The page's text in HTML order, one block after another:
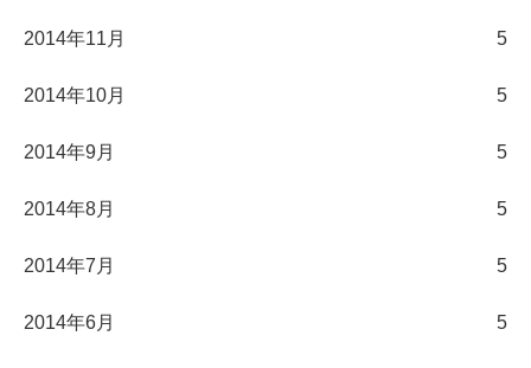
2014年11月 5
2014年10月 5
2014年9月 5
2014年8月 5
2014年7月 5
2014年6月 5